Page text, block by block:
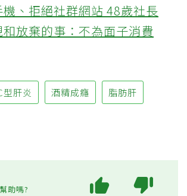
、拒絕社群網站 48歲社長
放棄的事：不為面子消費
型肝炎 酒精成癮 脂肪肝
助嗎?